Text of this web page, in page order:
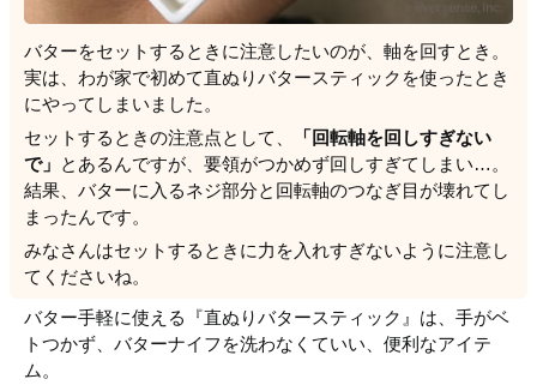
バターをセットするときに注意したいのが、軸を回すとき。
実は、わが家で初めて直ぬりバタースティックを使ったとき
にやってしまいました。
セットするときの注意点として、
「回転軸を回しすぎない
で」 とあるんですが、要領がつかめず回しすぎてしまい…。
結果、バターに入るネジ部分と回転軸のつなぎ目が壊れてし
まったんです。
みなさんはセットするときに力を入れすぎないように注意し
てくださいね。
バター手軽に使える『直ぬりバタースティック』は、手がベ
トつかず、バターナイフを洗わなくていい、便利なアイテ
ム。